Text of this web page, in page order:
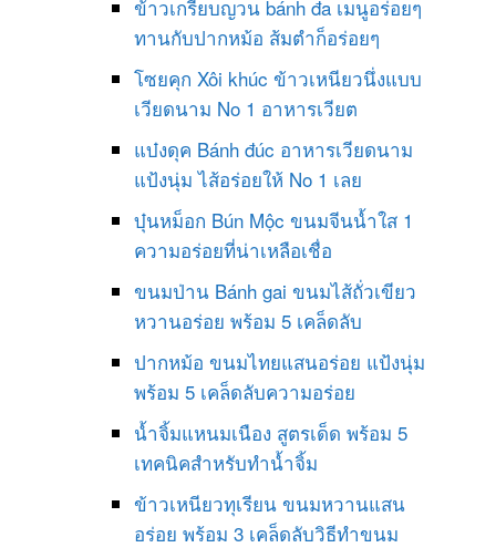
ข้าวเกรียบญวน bánh đa เมนูอร่อยๆ
ทานกับปากหม้อ ส้มตำก็อร่อยๆ
โซยคุก Xôi khúc ข้าวเหนียวนึ่งแบบ
เวียดนาม No 1 อาหารเวียต
แบ๋งดุค Bánh đúc อาหารเวียดนาม
แป้งนุ่ม ไส้อร่อยให้ No 1 เลย
บุ๋นหม็อก Bún Mộc ขนมจีนน้ำใส 1
ความอร่อยที่น่าเหลือเชื่อ
ขนมป่าน Bánh gai ขนมไส้ถั่วเขียว
หวานอร่อย พร้อม 5 เคล็ดลับ
ปากหม้อ ขนมไทยแสนอร่อย แป้งนุ่ม
พร้อม 5 เคล็ดลับความอร่อย
น้ำจิ้มแหนมเนือง สูตรเด็ด พร้อม 5
เทคนิคสำหรับทำน้ำจิ้ม
ข้าวเหนียวทุเรียน ขนมหวานแสน
อร่อย พร้อม 3 เคล็ดลับวิธีทำขนม